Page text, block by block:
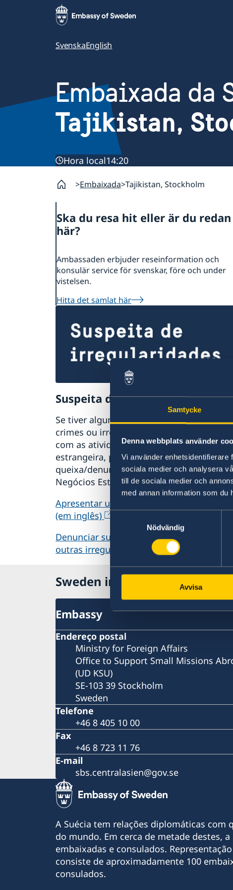
Samtycke
Denna webbplats använder
Vi använder enhetsidentifierare
sociala medier och analysera
till de sociala medier och
med annan information som du
Samtyckesval
Nödvändig
Avvisa
SvenskaEnglish
Embaixada da
Tajikistan,
Hora local14:20
Embaixada Tajikistan, Stockholm
Ska du resa hit eller är du redan
här?
Ambassaden erbjuder reseinformation och
konsulär service för svenskar, före och under
vistelsen.
Hitta det samlat här
Suspeita de irregularidades
Se tiver alguma queixa ou suspeitar de
crimes ou irregularidades relacionadas
com as atividades da administração
estrangeira, pode apresentar uma
queixa/denuncia ao Ministério dos
Negócios Estrangeiros.
Apresentar uma queixa contra o MNE
(em inglês)
Denunciar suspeitas de crimes ou
outras irregularidades (em inglês)
Sweden in Tajikistan
Embassy
Endereço postal
Ministry for Foreign Affairs
Office to Support Small Missions
(UD KSU)
SE-103 39 Stockholm
Sweden
Telefone
+46 8 405 10 00
Fax
+46 8 723 11 76
E-mail
sbs.centralasien@gov.se
A Suécia tem relações diplomáticas com
do mundo. Em cerca de metade destes, a
embaixadas e consulados.
consiste de aproximadamente 100
consulados.